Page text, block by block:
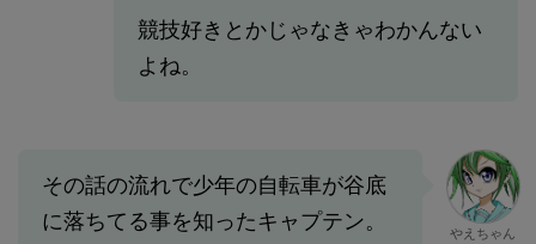
競技好きとかじゃなきゃわかんない
よね。
その話の流れで少年の自転車が谷底
に落ちてる事を知ったキャプテン。
やえちゃん